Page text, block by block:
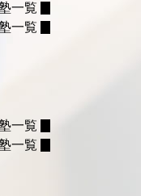
一覧
一覧
一覧
一覧